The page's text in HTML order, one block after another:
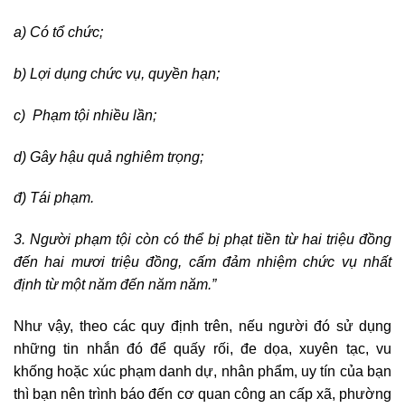
a) Có tổ chức;
b) Lợi dụng chức vụ, quyền hạn;
c) Phạm tội nhiều lần;
d) Gây hậu quả nghiêm trọng;
đ) Tái phạm.
3. Người phạm tội còn có thể bị phạt tiền từ hai triệu đồng
đến hai mươi triệu đồng, cấm đảm nhiệm chức vụ nhất
định từ một năm đến năm năm.”
Như vậy, theo các quy định trên, nếu người đó sử dụng
những tin nhắn đó để quấy rối, đe dọa, xuyên tạc, vu
khống hoặc xúc phạm danh dự, nhân phẩm, uy tín của bạn
thì bạn nên trình báo đến cơ quan công an cấp xã, phường